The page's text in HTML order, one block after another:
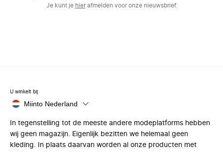
Je kunt je hierafmelden voor onze nieuwsbrief.
U winkelt bij
Miinto Nederland
In tegenstelling tot de meeste andere modeplatforms hebben
wij geen magazijn. Eigenlijk bezitten we helemaal geen
kleding. In plaats daarvan worden al onze producten met